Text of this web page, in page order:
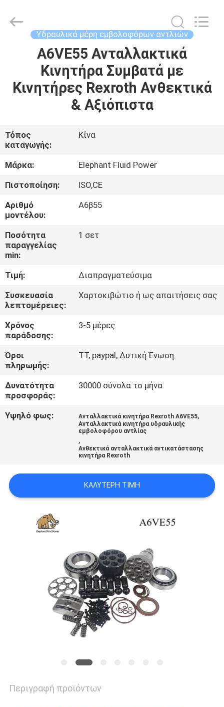
ΠΡΟΪΌΝΤΑ
ΕΜΕΊΣ
ΓΎΡΟΣ
ΕΡΓΟΣΤΑΣΊΩΝ
ΠΟΙΟΤΙΚΌΣ
ΈΛΕΓΧΟΣ
ΕΛΆΤΕ
ΣΕ
ΕΠΑΦΉ
ΜΕ
ΕΙΔΉΣΕΙΣ
ΠΕΡΙΠΤΏΣΕΙΣ
POLICY
Power
Co.,Ltd.
Υδραυλικά μέρη εμβολοφόρων αντλιών
A6VE55 Ανταλλακτικά
Κινητήρα Συμβατά με
Κινητήρες Rexroth Ανθεκτικά
& Αξιόπιστα
Τόπος
καταγωγής:
Κίνα
Μάρκα:
Elephant Fluid Power
Πιστοποίηση:
ISO,CE
Αριθμό
μοντέλου:
Α6β55
Ποσότητα
παραγγελίας
min:
1 σετ
Τιμή:
Διαπραγματεύσιμα
Συσκευασία
λεπτομέρειες:
Χαρτοκιβώτιο ή ως απαιτήσεις σας
Χρόνος
παράδοσης:
3-5 μέρες
Όροι
πληρωμής:
TT, paypal, Δυτική Ένωση
Δυνατότητα
προσφοράς:
30000 σύνολα το μήνα
Υψηλό φως: Ανταλλακτικά κινητήρα Rexroth A6VE55,
Ανταλλακτικά κινητήρα υδραυλικής
εμβολοφόρου αντλίας
,
Ανθεκτικά ανταλλακτικά αντικατάστασης
κινητήρα Rexroth
ΚΑΛΎΤΕΡΗ ΤΙΜΉ
Περιγραφή προϊόντων